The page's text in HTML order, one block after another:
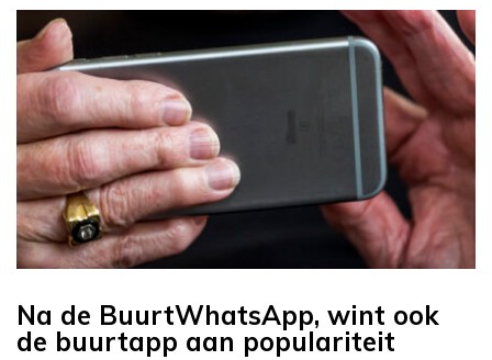
Na de BuurtWhatsApp, wint ook
de buurtapp aan populariteit